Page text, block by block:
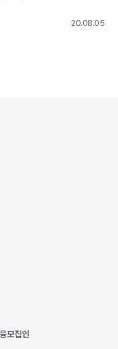
인이 좋은데 30i는 좀 덜하더
20.08.05
모집인